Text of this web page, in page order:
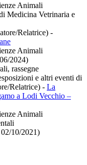
Animali
Medicina Vetrinaria e
Relatrice) -
Animali
2024)
rassegne
e altri eventi di
Relatrice) - La
a Lodi Vecchio –
Animali
10/2021)